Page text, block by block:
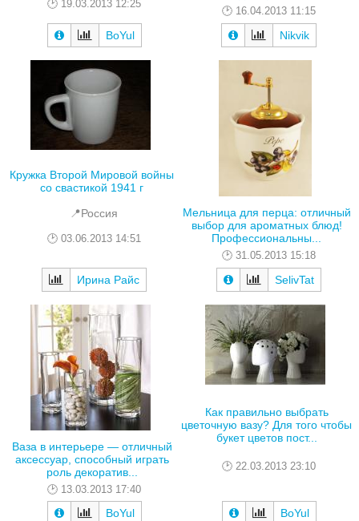
19.03.2013 12:25
BoYul
16.04.2013 11:15
Nikvik
Кружка Второй Мировой войны
со свастикой 1941 г
📍Россия
03.06.2013 14:51
Ирина Райс
Мельница для перца: отличный
выбор для ароматных блюд!
Профессиональны...
31.05.2013 15:18
SelivTat
Ваза в интерьере — отличный
аксессуар, способный играть
роль декоратив...
13.03.2013 17:40
BoYul
Как правильно выбрать
цветочную вазу? Для того чтобы
букет цветов пост...
22.03.2013 23:10
BoYul